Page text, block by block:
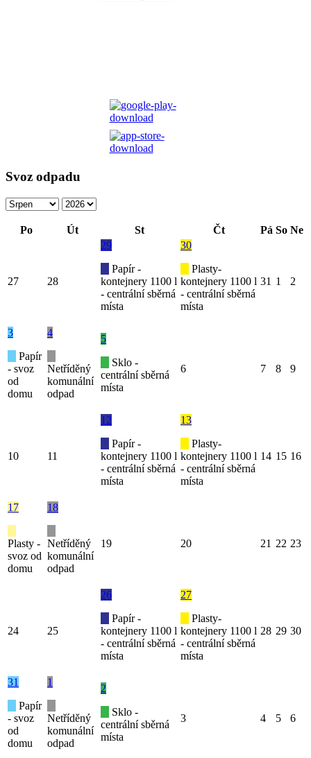
Svoz odpadu
Po Út St Čt Pá So Ne
27 28
29
Papír -
kontejnery 1100 l
- centrální sběrná
místa
30
Plasty-
kontejnery 1100 l
- centrální sběrná
místa
31 1 2
3
Papír
- svoz
od
domu
4
Netříděný
komunální
odpad
5
Sklo -
centrální sběrná
místa
6 7 8 9
10 11
12
Papír -
kontejnery 1100 l
- centrální sběrná
místa
13
Plasty-
kontejnery 1100 l
- centrální sběrná
místa
14 15 16
17
Plasty -
svoz od
domu
18
Netříděný
komunální
odpad
19 20 21 22 23
24 25
26
Papír -
kontejnery 1100 l
- centrální sběrná
místa
27
Plasty-
kontejnery 1100 l
- centrální sběrná
místa
28 29 30
31
Papír
- svoz
od
domu
1
Netříděný
komunální
odpad
2
Sklo -
centrální sběrná
místa
3 4 5 6